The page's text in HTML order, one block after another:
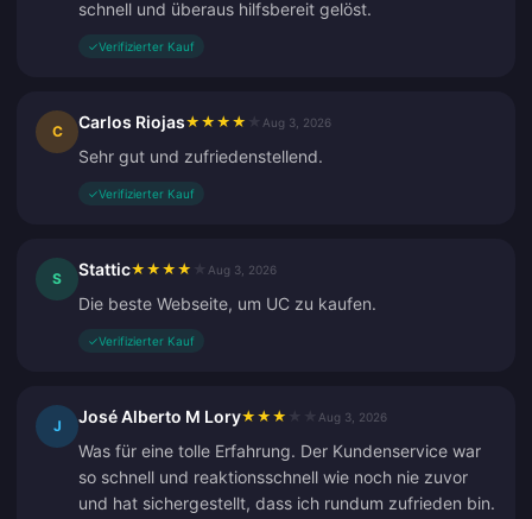
schnell und überaus hilfsbereit gelöst.
✓Verifizierter Kauf
C Carlos Riojas★ ★ ★ ★ Aug 3, 2026
Sehr gut und zufriedenstellend.
✓Verifizierter Kauf
S Stattic★ ★ ★ ★ Aug 3, 2026
Die beste Webseite, um UC zu kaufen.
✓Verifizierter Kauf
J José Alberto M Lory★ ★ ★ Aug 3, 2026
Was für eine tolle Erfahrung. Der Kundenservice war
so schnell und reaktionsschnell wie noch nie zuvor
und hat sichergestellt, dass ich rundum zufrieden bin.